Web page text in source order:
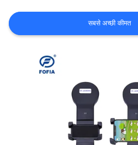
संपर्क
करें
सबसे अच्छी कीमत